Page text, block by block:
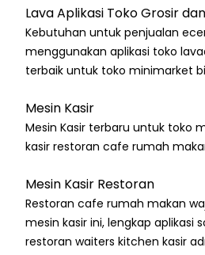
Lava Aplikasi Toko Grosir
Kebutuhan untuk penjualan
menggunakan aplikasi toko
terbaik untuk toko minimarket
Mesin Kasir
Mesin Kasir terbaru untuk toko
kasir restoran cafe rumah
Mesin Kasir Restoran
Restoran cafe rumah makan
mesin kasir ini, lengkap aplikasi
restoran waiters kitchen kasir